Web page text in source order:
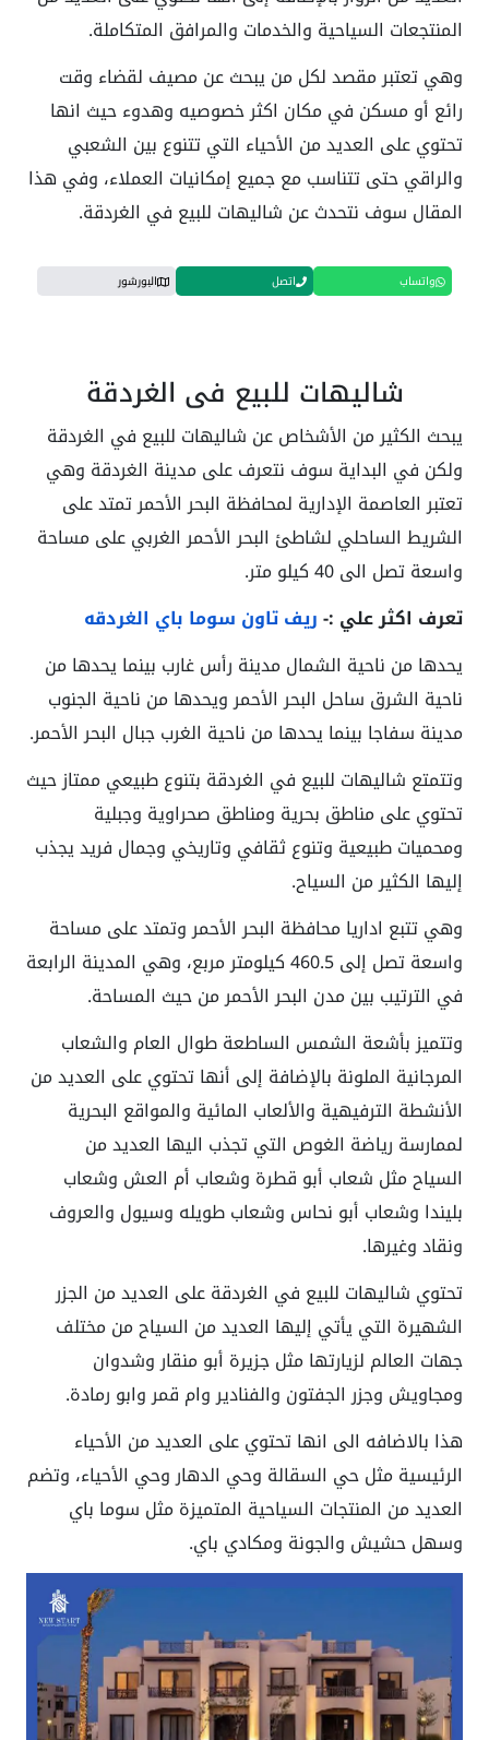
المنتجعات السياحية والخدمات والمرافق المتكاملة.
وهي تعتبر مقصد لكل من يبحث عن مصيف لقضاء وقت
رائع أو مسكن في مكان اكثر خصوصيه وهدوء حيث انها
تحتوي على العديد من الأحياء التي تتنوع بين الشعبي
والراقي حتى تتناسب مع جميع إمكانيات العملاء، وفي هذا
المقال سوف نتحدث عن شاليهات للبيع في الغردقة.
واتساب اتصل البورشور
شاليهات للبيع في الغردقة
يبحث الكثير من الأشخاص عن شاليهات للبيع في الغردقة
ولكن في البداية سوف نتعرف على مدينة الغردقة وهي
تعتبر العاصمة الإدارية لمحافظة البحر الأحمر تمتد على
الشريط الساحلي لشاطئ البحر الأحمر الغربي على مساحة
واسعة تصل الى 40 كيلو متر.
تعرف اكثر علي :-ريف تاون سوما باي الغردقه
يحدها من ناحية الشمال مدينة رأس غارب بينما يحدها من
ناحية الشرق ساحل البحر الأحمر ويحدها من ناحية الجنوب
مدينة سفاجا بينما يحدها من ناحية الغرب جبال البحر الأحمر.
وتتمتع شاليهات للبيع في الغردقة بتنوع طبيعي ممتاز حيث
تحتوي على مناطق بحرية ومناطق صحراوية وجبلية
ومحميات طبيعية وتنوع ثقافي وتاريخي وجمال فريد يجذب
إليها الكثير من السياح.
وهي تتبع اداريا محافظة البحر الأحمر وتمتد على مساحة
واسعة تصل إلى 460.5 كيلومتر مربع، وهي المدينة الرابعة
في الترتيب بين مدن البحر الأحمر من حيث المساحة.
وتتميز بأشعة الشمس الساطعة طوال العام والشعاب
المرجانية الملونة بالإضافة إلى أنها تحتوي على العديد من
الأنشطة الترفيهية والألعاب المائية والمواقع البحرية
لممارسة رياضة الغوص التي تجذب اليها العديد من
السياح مثل شعاب أبو قطرة وشعاب أم العش وشعاب
بليندا وشعاب أبو نحاس وشعاب طويله وسيول والعروف
ونقاد وغيرها.
تحتوي شاليهات للبيع في الغردقة على العديد من الجزر
الشهيرة التي يأتي إليها العديد من السياح من مختلف
جهات العالم لزيارتها مثل جزيرة أبو منقار وشدوان
ومجاويش وجزر الجفتون والفنادير وام قمر وابو رمادة.
هذا بالاضافه الى انها تحتوي على العديد من الأحياء
الرئيسية مثل حي السقالة وحي الدهار وحي الأحياء، وتضم
العديد من المنتجات السياحية المتميزة مثل سوما باي
وسهل حشيش والجونة ومكادي باي.